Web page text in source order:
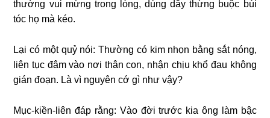
thường vui mừng trong lòng, dùng dây thừng buộc búi
tóc họ mà kéo.
Lại có một quỷ nói: Thường có kim nhọn bằng sắt nóng,
liên tục đâm vào nơi thân con, nhận chịu khổ đau không
gián đoạn. Là vì nguyên cớ gì như vậy?
Mục-kiền-liên đáp rằng: Vào đời trước kia ông làm bậc